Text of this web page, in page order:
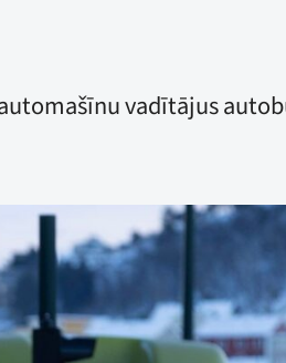
vadītājus